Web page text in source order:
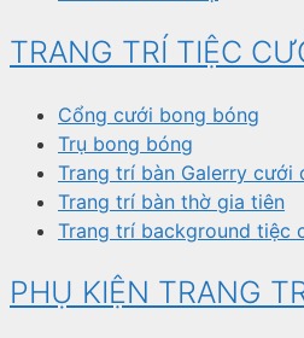
TRANG TRÍ TIỆC
Cổng cưới bong bóng
Trụ bong bóng
Trang trí bàn Galerry cưới
Trang trí bàn thờ gia tiên
Trang trí background tiệc
PHỤ KIỆN TRANG